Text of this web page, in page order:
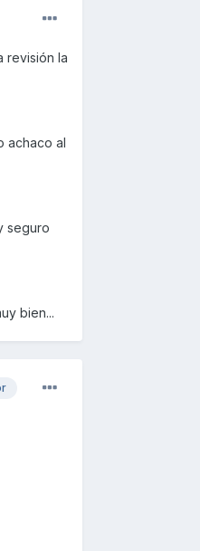
revisión la
achaco al
seguro
bien...